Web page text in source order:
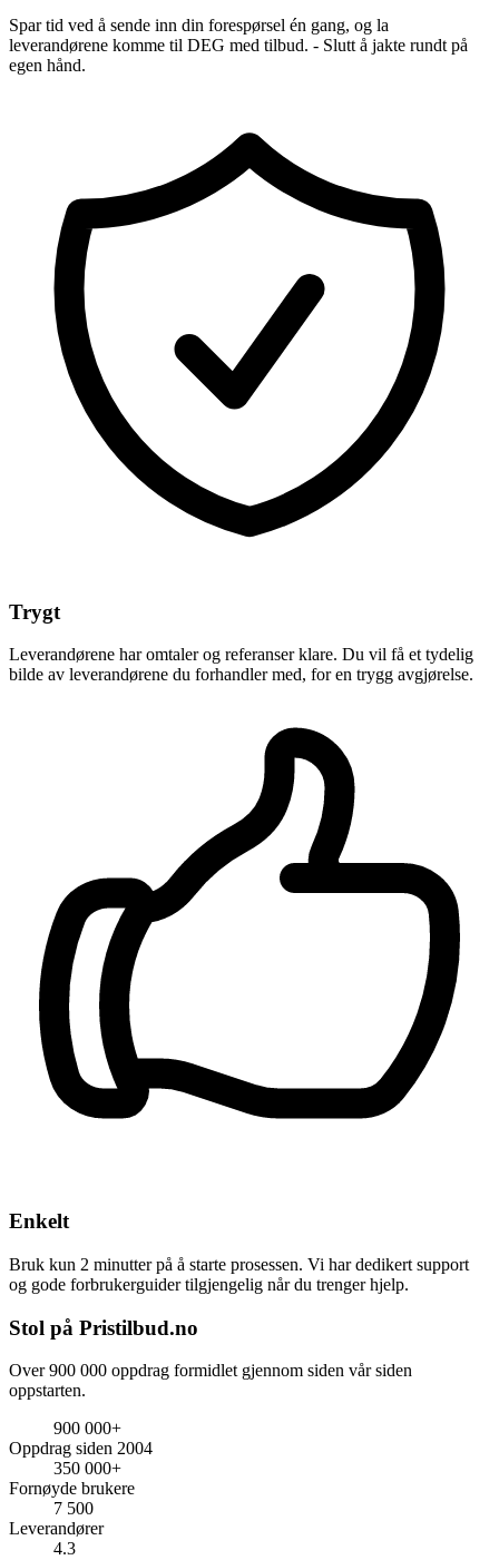
Spar tid ved å sende inn din forespørsel én gang, og la
leverandørene komme til DEG med tilbud. - Slutt å jakte rundt på
egen hånd.
Trygt
Leverandørene har omtaler og referanser klare. Du vil få et tydelig
bilde av leverandørene du forhandler med, for en trygg avgjørelse.
Enkelt
Bruk kun 2 minutter på å starte prosessen. Vi har dedikert support
og gode forbrukerguider tilgjengelig når du trenger hjelp.
Stol på Pristilbud.no
Over 900 000 oppdrag formidlet gjennom siden vår siden
oppstarten.
900 000+
Oppdrag siden 2004
350 000+
Fornøyde brukere
7 500
Leverandører
4.3